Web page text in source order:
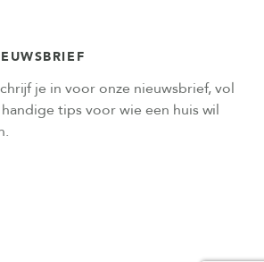
je in voor onze nieuwsbrief, vol
tips voor wie een huis wil